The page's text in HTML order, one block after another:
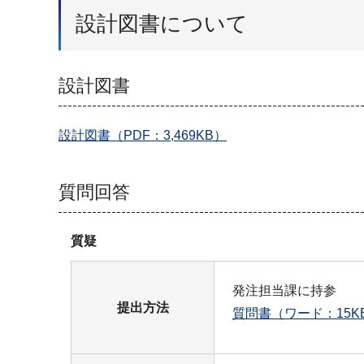
設計図書について
設計図書
設計図書（PDF：3,469KB）
質問回答
質疑
提出方法
発注担当課に持参
質問書（ワード：